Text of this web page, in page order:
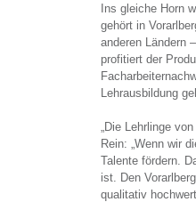
Ins gleiche Horn
gehört in
anderen Ländern
profitiert der
Lehrausbildung
„Die Lehrlinge
Rein: „Wenn wir
Talente fördern.
ist. Den
qualitativ